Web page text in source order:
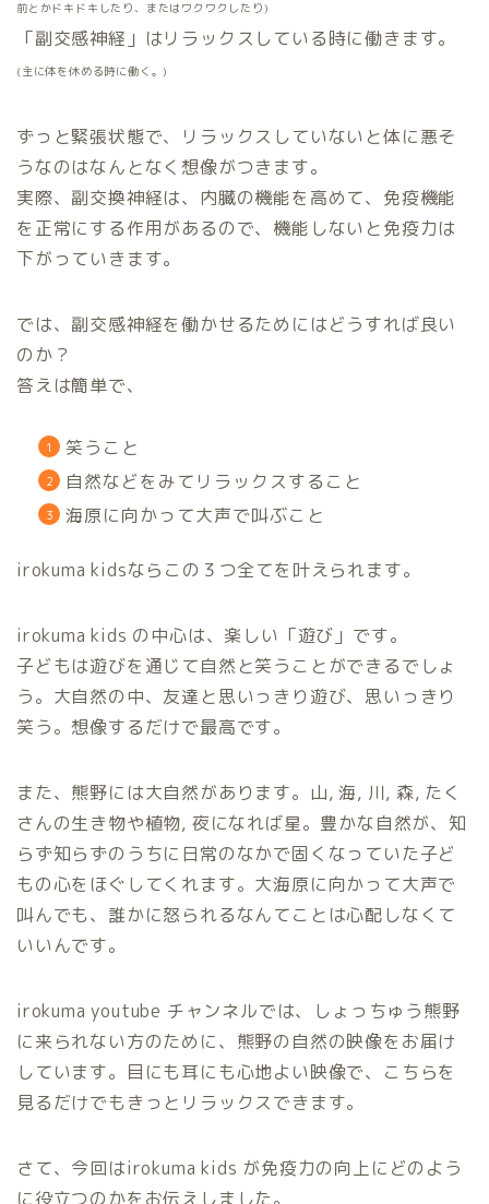
前とかドキドキしたり、またはワクワクしたり)
「副交感神経」はリラックスしている時に働きます。
(主に体を休める時に働く。)
ずっと緊張状態で、リラックスしていないと体に悪そ
うなのはなんとなく想像がつきます。
実際、副交換神経は、内臓の機能を高めて、免疫機能
を正常にする作用があるので、機能しないと免疫力は
下がっていきます。
では、副交感神経を働かせるためにはどうすれば良い
のか？
答えは簡単で、
笑うこと
自然などをみてリラックスすること
海原に向かって大声で叫ぶこと
irokuma kidsならこの３つ全てを叶えられます。
irokuma kids の中心は、楽しい「遊び」です。
子どもは遊びを通じて自然と笑うことができるでしょ
う。大自然の中、友達と思いっきり遊び、思いっきり
笑う。想像するだけで最高です。
また、熊野には大自然があります。山, 海, 川, 森, たく
さんの生き物や植物, 夜になれば星。豊かな自然が、知
らず知らずのうちに日常のなかで固くなっていた子ど
もの心をほぐしてくれます。大海原に向かって大声で
叫んでも、誰かに怒られるなんてことは心配しなくて
いいんです。
irokuma youtube チャンネルでは、しょっちゅう熊野
に来られない方のために、熊野の自然の映像をお届け
しています。目にも耳にも心地よい映像で、こちらを
見るだけでもきっとリラックスできます。
さて、今回はirokuma kids が免疫力の向上にどのよう
に役立つのかをお伝えしました。